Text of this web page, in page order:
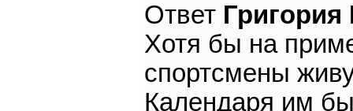
Ответ
Хотя бы на
спортсмены
Календаря им